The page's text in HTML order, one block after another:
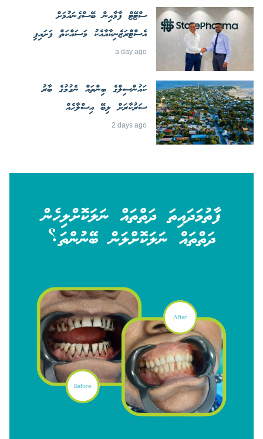
ސްޓޭޓް ފާމާއިން ބޭސްގެނައުމަށް
އެސްޓްރަޒެނިކާއާއެކު މަސައްކަތް ފަށައިފި
a day ago
ކައުންސިލްގެ ބިންތައް ނެގުމުގެ ބާރު
ސަރުކާރަށް ލިބޭ އިސްލާހެއް
2 days ago